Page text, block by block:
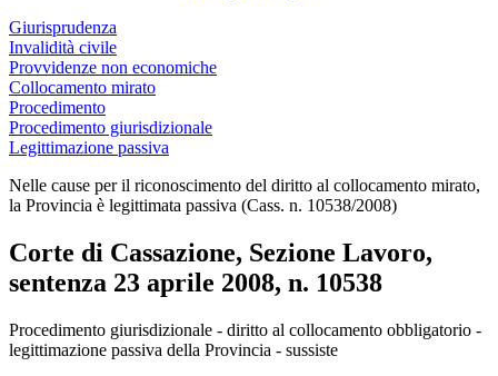
Giurisprudenza
Invalidità civile
Provvidenze non economiche
Collocamento mirato
Procedimento
Procedimento giurisdizionale
Legittimazione passiva
Nelle cause per il riconoscimento del diritto al collocamento mirato,
la Provincia è legittimata passiva (Cass. n. 10538/2008)
Corte di Cassazione, Sezione Lavoro,
sentenza 23 aprile 2008, n. 10538
Corte di Cassazione, Sezione Lavoro,
Procedimento giurisdizionale - diritto al collocamento obbligatorio -
legittimazione passiva della Provincia - sussiste